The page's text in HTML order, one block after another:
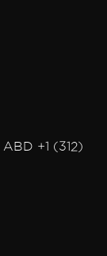
+1 (312)